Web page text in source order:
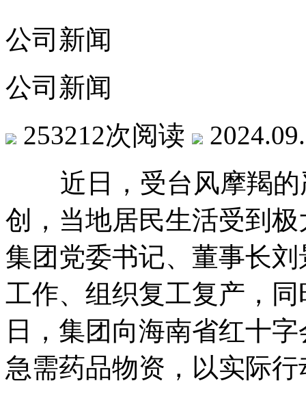
公司新闻
公司新闻
253212次阅读
近日，受台风摩羯的
创，当地居民生活受到
集团党委书记、董事长
工作、组织复工复产，
日，集团向海南省红十
急需药品物资，以实际